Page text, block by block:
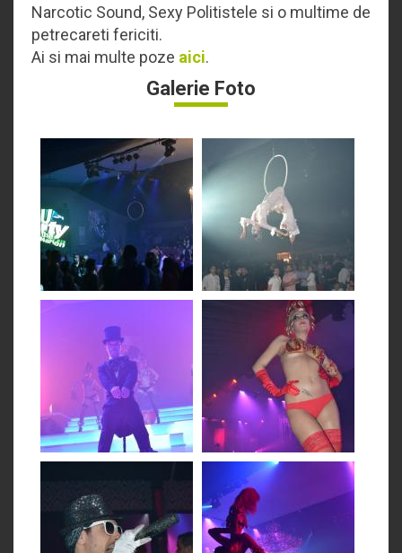
Narcotic Sound, Sexy Politistele si o multime de
petrecareti fericiti.
Ai si mai multe poze aici.
Galerie Foto